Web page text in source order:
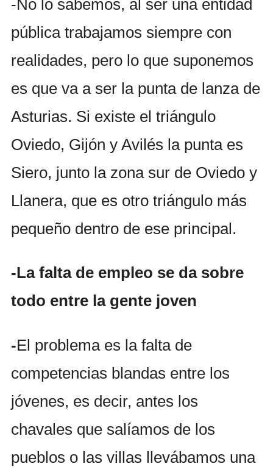
-No lo sabemos, al ser una entidad
pública trabajamos siempre con
realidades, pero lo que suponemos
es que va a ser la punta de lanza de
Asturias. Si existe el triángulo
Oviedo, Gijón y Avilés la punta es
Siero, junto la zona sur de Oviedo y
Llanera, que es otro triángulo más
pequeño dentro de ese principal.
-La falta de empleo se da sobre
todo entre la gente joven
-El problema es la falta de
competencias blandas entre los
jóvenes, es decir, antes los
chavales que salíamos de los
pueblos o las villas llevábamos una